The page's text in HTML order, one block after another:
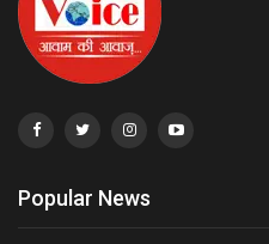
Popular News